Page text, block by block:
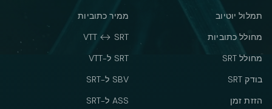
תמלול יוטיוב
מחולל כתוביות
מחולל SRT
בודק SRT
הזזת זמן
ממיר כתוביות
VTT ↔ SRT
SRT ל-VTT
SBV ל-SRT
ASS ל-SRT